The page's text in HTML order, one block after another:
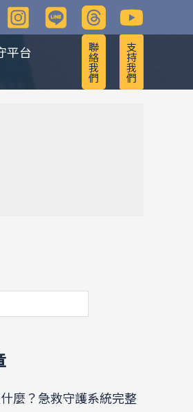
平台
聯
絡
我
們
支
持
我
們
麼？急救守護系統完整